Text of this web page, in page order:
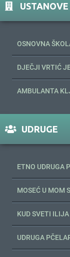
USTANOVE
OSNOVNA
DJEČJI VRTIĆ
AMBULANTA
UDRUGE
ETNO UDRUGA
MOSEĆ U MOM
KUD SVETI
UDRUGA